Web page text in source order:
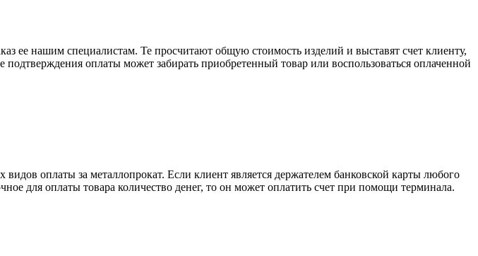
ее нашим специалистам. Те просчитают общую стоимость изделий и выставят счет клиенту,
оплаты может забирать приобретенный товар или воспользоваться оплаченной
оплаты за металлопрокат. Если клиент является держателем банковской карты любого
для оплаты товара количество денег, то он может оплатить счет при помощи терминала.